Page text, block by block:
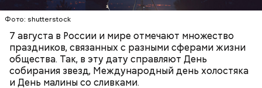
Фото: shutterstock
7 августа в России и мире отмечают множество
праздников, связанных с разными сферами жизни
общества. Так, в эту дату справляют День
собирания звезд, Международный день холостяка
и День малины со сливками.